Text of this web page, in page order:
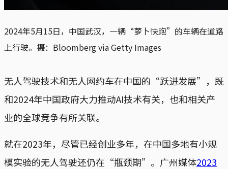
2024年5月15日，中国武汉，一辆“萝卜快跑”的车辆在道路
上行驶。摄：Bloomberg via Getty Images
无人驾驶技术和无人网约车在中国的“跃进发展”，既
和2024年中国政府大力推动AI技术有关，也和相关产
业的全球竞争有所关联。
就在2023年，尽管已经创业多年，在中国多地有小规
模实验的无人驾驶还仍在“瓶颈期”。广州媒体2023